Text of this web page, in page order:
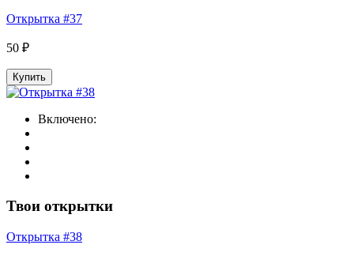
Открытка #37
50 ₽
Купить
Включено:
Твои открытки
Открытка #38